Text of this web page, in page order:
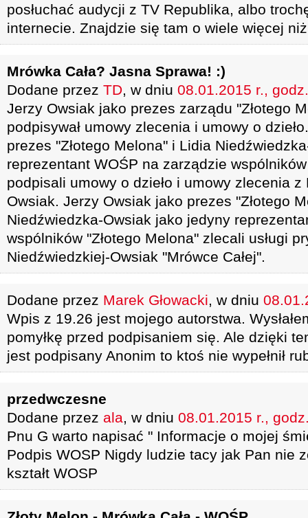
posłuchać audycji z TV Republika, albo
internecie. Znajdzie się tam o wiele więcej
Mrówka Cała? Jasna Sprawa! :)
Dodane przez TD, w dniu 08.01.2015 r.,
Jerzy Owsiak jako prezes zarządu "Złotego
podpisywał umowy zlecenia i umowy o
prezes "Złotego Melona" i Lidia
reprezentant WOŚP na zarządzie
podpisali umowy o dzieło i umowy zlecenia
Owsiak. Jerzy Owsiak jako prezes "Złotego
Niedźwiedzka-Owsiak jako jedyny
wspólników "Złotego Melona" zlecali usługi
Niedźwiedzkiej-Owsiak "Mrówce Całej".
Dodane przez Marek Głowacki, w dniu
Wpis z 19.26 jest mojego autorstwa.
pomyłkę przed podpisaniem się. Ale dzięki
jest podpisany Anonim to ktoś nie wypełnił
przedwczesne
Dodane przez ala, w dniu 08.01.2015 r.,
Pnu G warto napisać " Informacje o mojej
Podpis WOSP Nigdy ludzie tacy jak Pan nie
kształt WOSP